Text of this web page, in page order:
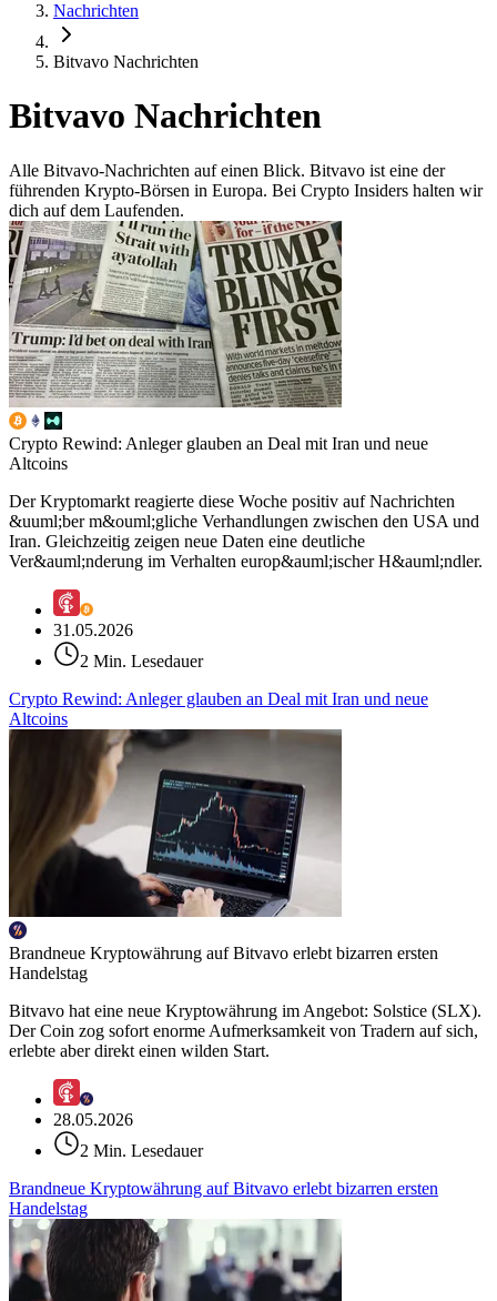
Nachrichten
Bitvavo Nachrichten
Bitvavo Nachrichten
Alle Bitvavo-Nachrichten auf einen Blick. Bitvavo ist eine der
führenden Krypto-Börsen in Europa. Bei Crypto Insiders halten wir
dich auf dem Laufenden.
Crypto Rewind: Anleger glauben an Deal mit Iran und neue
Altcoins
Der Kryptomarkt reagierte diese Woche positiv auf Nachrichten
&uuml;ber m&ouml;gliche Verhandlungen zwischen den USA und
Iran. Gleichzeitig zeigen neue Daten eine deutliche
Ver&auml;nderung im Verhalten europ&auml;ischer H&auml;ndler.
31.05.2026
2 Min. Lesedauer
Crypto Rewind: Anleger glauben an Deal mit Iran und neue
Altcoins
Brandneue Kryptowährung auf Bitvavo erlebt bizarren ersten
Handelstag
Bitvavo hat eine neue Kryptowährung im Angebot: Solstice (SLX).
Der Coin zog sofort enorme Aufmerksamkeit von Tradern auf sich,
erlebte aber direkt einen wilden Start.
28.05.2026
2 Min. Lesedauer
Brandneue Kryptowährung auf Bitvavo erlebt bizarren ersten
Handelstag